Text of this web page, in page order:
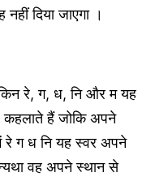
दिया जाएगा ।
रे, ग, ध, नि और म यह
हैं जोकि अपने
ग ध नि यह स्वर अपने
वह अपने स्थान से